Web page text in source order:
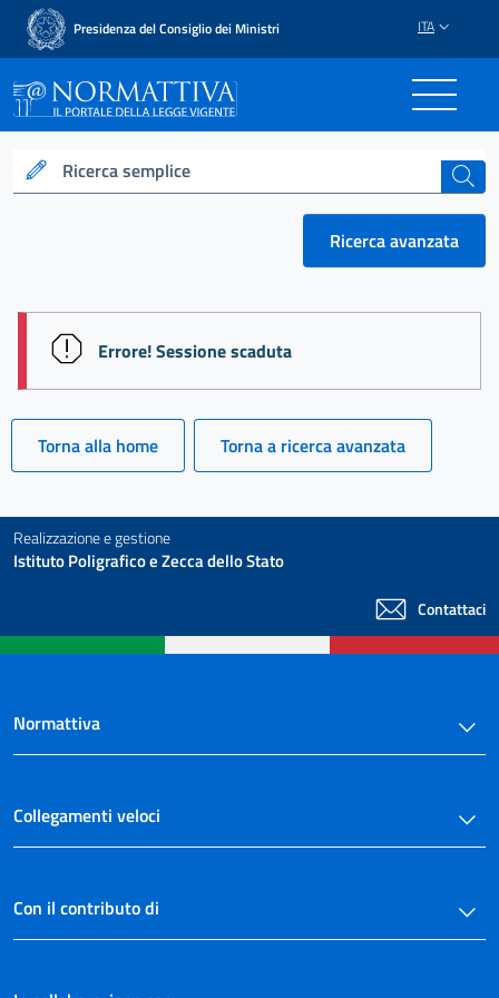
Presidenza del Consiglio dei Ministri ITA
Normattiva - Il portale
Ricerca semplice cerca
Ricerca avanzata
session id:
Errore! Sessione scaduta
Torna alla home Torna a ricerca avanzata
Realizzazione e gestione
Istituto Poligrafico e Zecca dello Stato
Contattaci
Normattiva
Collegamenti veloci
Con il contributo di